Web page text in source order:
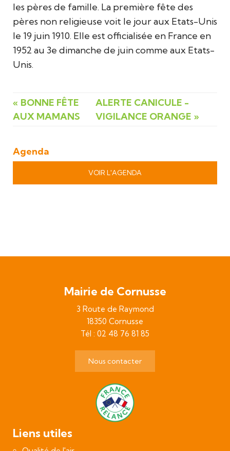
les pères de famille. La première fête des
pères non religieuse voit le jour aux Etats-Unis
le 19 juin 1910. Elle est officialisée en France en
1952 au 3e dimanche de juin comme aux Etats-
Unis.
« BONNE FÊTE
AUX MAMANS
ALERTE CANICULE -
VIGILANCE ORANGE »
Agenda
VOIR L'AGENDA
Mairie de Cornusse
3 Route de Raymond
18350 Cornusse
Tél : 02 48 76 81 85
Nous contacter
Liens utiles